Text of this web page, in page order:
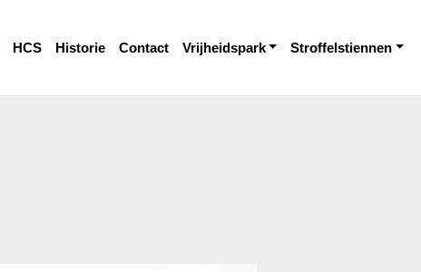
HCS Historie Contact Vrijheidspark Stroffelstiennen